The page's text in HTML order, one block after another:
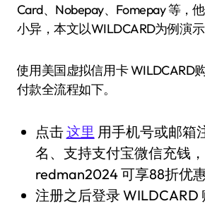
Card、Nobepay、Fomepay 等，
小异，本文以WILDCARD为例演示
使用美国虚拟信用卡 WILDCARD
付款全流程如下。
点击这里 用手机号或邮箱
名、支持支付宝微信充钱，
redman2024 可享88折优惠
注册之后登录 WILDCARD